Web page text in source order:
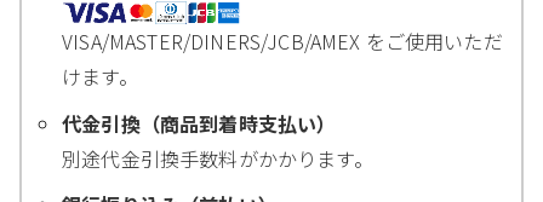
VISA/MASTER/DINERS/JCB/AMEX をご使用いただ
けます。
代金引換（商品到着時支払い）
別途代金引換手数料がかかります。